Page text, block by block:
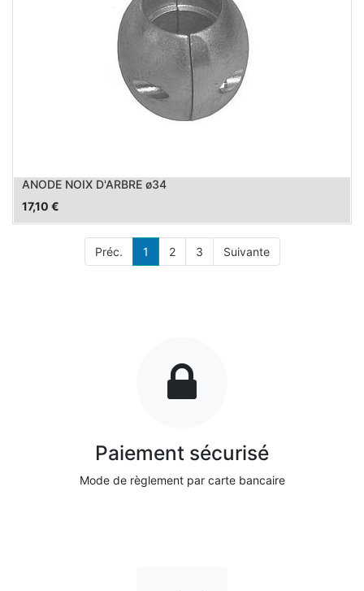
ANODE NOIX D'ARBRE ø34
17,10 €
Préc. 1 2 3 Suivante
Paiement sécurisé
Mode de règlement par carte bancaire